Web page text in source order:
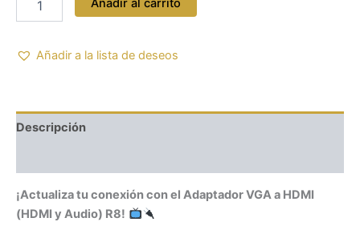
Añadir al carrito
Añadir a la lista de deseos
Descripción
¡Actualiza tu conexión con el Adaptador VGA a HDMI
(HDMI y Audio) R8!